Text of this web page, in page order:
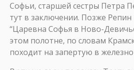
Софьи, старшей сестры Петра
тут в заключении. Позже
“Царевна Софья в Ново-
этом полотне, по словам
походит на запертую в